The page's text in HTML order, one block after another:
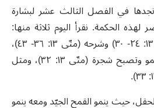
في الفصل الثالث عشر لبشارة
الحكمة. نقرأ اليوم ثلاثة منها:
مثل القمح والزؤان (متّى ١٣: ٢٤- ٣٠) وشرحه (متّى ١٣: ٣٦- ٤٣)،
ومثل حبّة الخردل الّتي تنمو وتصبح شجرة (متّى ١٣: ٣٢)، ومثل
حيث ينمو القمح الجيّد ومعه ينمو